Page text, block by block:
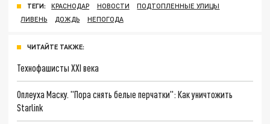
ТЕГИ: КРАСНОДАР НОВОСТИ
ПОДТОПЛЕННЫЕ УЛИЦЫ
ЛИВЕНЬ
ДОЖДЬ НЕПОГОДА
ЧИТАЙТЕ ТАКЖЕ:
Технофашисты XXI века
Оплеуха Маску. "Пора снять белые перчатки": Как уничтожить
Starlink